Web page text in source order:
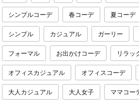
シンプルコーデ 春コーデ 夏コーデ
シンプル カジュアル ガーリー
フォーマル お出かけコーデ リラッ
オフィスカジュアル オフィスコーデ
大人カジュアル 大人女子 ママコー